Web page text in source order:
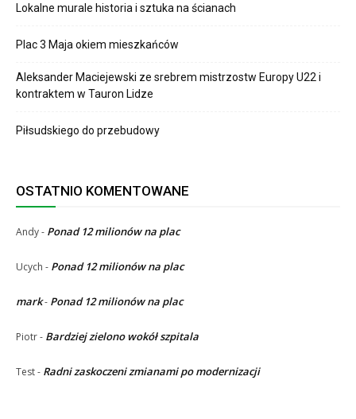
Lokalne murale historia i sztuka na ścianach
Plac 3 Maja okiem mieszkańców
Aleksander Maciejewski ze srebrem mistrzostw Europy U22 i
kontraktem w Tauron Lidze
Piłsudskiego do przebudowy
OSTATNIO KOMENTOWANE
Andy- Ponad 12 milionów na plac
Ucych - Ponad 12 milionów na plac
mark- Ponad 12 milionów na plac
Piotr- Bardziej zielono wokół szpitala
Test- Radni zaskoczeni zmianami po modernizacji